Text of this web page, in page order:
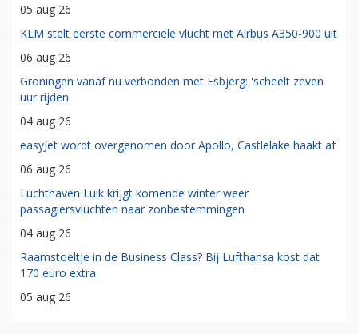
05 aug 26
KLM stelt eerste commerciële vlucht met Airbus A350-900 uit
06 aug 26
Groningen vanaf nu verbonden met Esbjerg: 'scheelt zeven
uur rijden'
04 aug 26
easyJet wordt overgenomen door Apollo, Castlelake haakt af
06 aug 26
Luchthaven Luik krijgt komende winter weer
passagiersvluchten naar zonbestemmingen
04 aug 26
Raamstoeltje in de Business Class? Bij Lufthansa kost dat
170 euro extra
05 aug 26